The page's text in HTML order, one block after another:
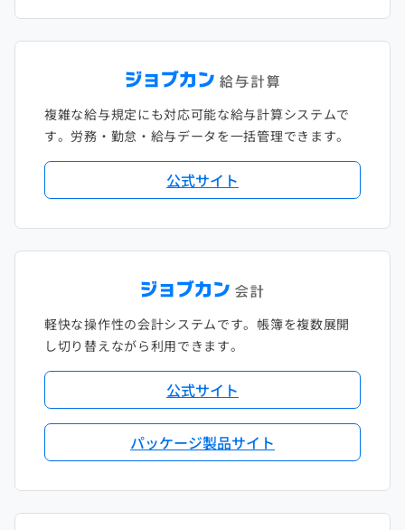
複雑な給与規定にも対応可能な給与計算システムで
す。労務・勤怠・給与データを一括管理できます。
公式サイト
軽快な操作性の会計システムです。帳簿を複数展開
し切り替えながら利用できます。
公式サイト
パッケージ製品サイト